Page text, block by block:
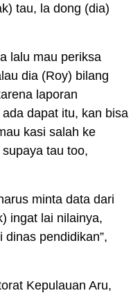
tau, la dong (dia)
lalu mau periksa
dia (Roy) bilang
laporan
dapat itu, kan bisa
kasi salah ke
tau too,
minta data dari
ingat lai nilainya,
pendidikan”,
Kepulauan Aru,